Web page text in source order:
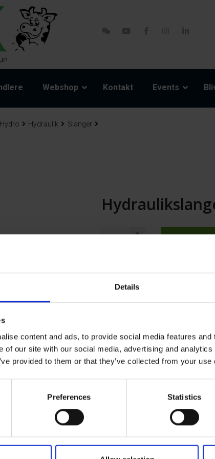
Details
content and ads, to provide social media features
of our site with our social media, advertising and
provided to them or that they’ve collected from your
Preferences Statistics
Webshop Kontakt Events
Hydraulik
Slanger